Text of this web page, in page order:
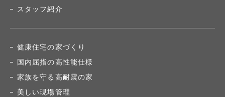
スタッフ紹介
健康住宅の家づくり
国内屈指の高性能仕様
家族を守る高耐震の家
美しい現場管理